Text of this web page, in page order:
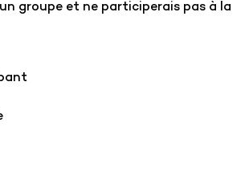
groupe et ne participerais pas à la